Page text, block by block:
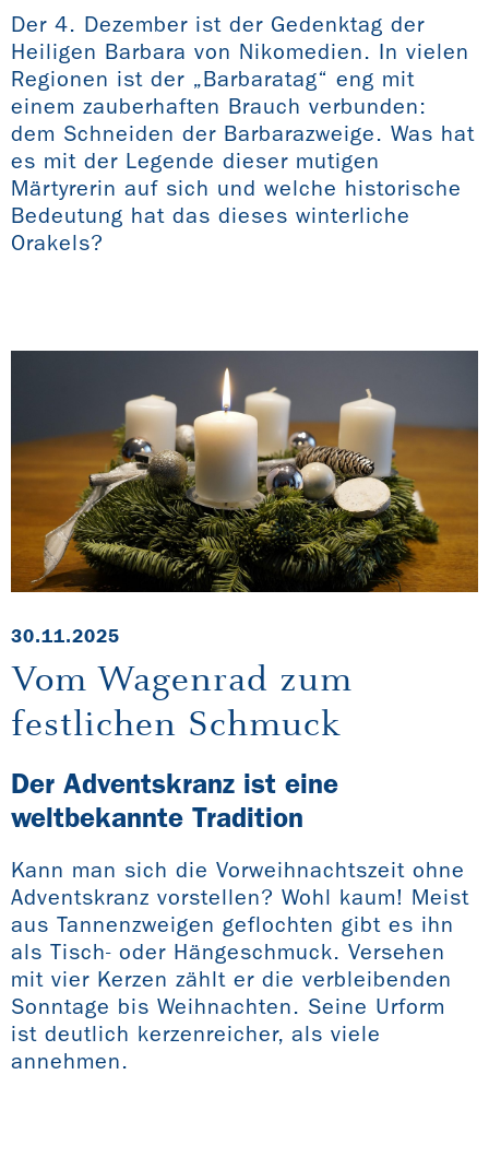
Der 4. Dezember ist der Gedenktag der
Heiligen Barbara von Nikomedien. In vielen
Regionen ist der „Barbaratag“ eng mit
einem zauberhaften Brauch verbunden:
dem Schneiden der Barbarazweige. Was hat
es mit der Legende dieser mutigen
Märtyrerin auf sich und welche historische
Bedeutung hat das dieses winterliche
Orakels?
30.11.2025
Vom Wagenrad zum
festlichen Schmuck
Der Adventskranz ist eine
weltbekannte Tradition
Kann man sich die Vorweihnachtszeit ohne
Adventskranz vorstellen? Wohl kaum! Meist
aus Tannenzweigen geflochten gibt es ihn
als Tisch- oder Hängeschmuck. Versehen
mit vier Kerzen zählt er die verbleibenden
Sonntage bis Weihnachten. Seine Urform
ist deutlich kerzenreicher, als viele
annehmen.